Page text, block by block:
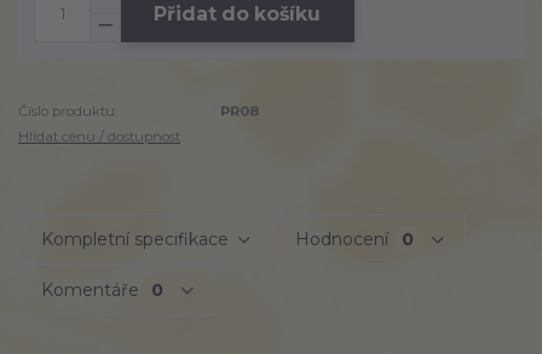
Přidat do košíku
Číslo produktu:
PR08
Hlídat cenu / dostupnost
Kompletní specifikace Hodnocení 0
Komentáře 0